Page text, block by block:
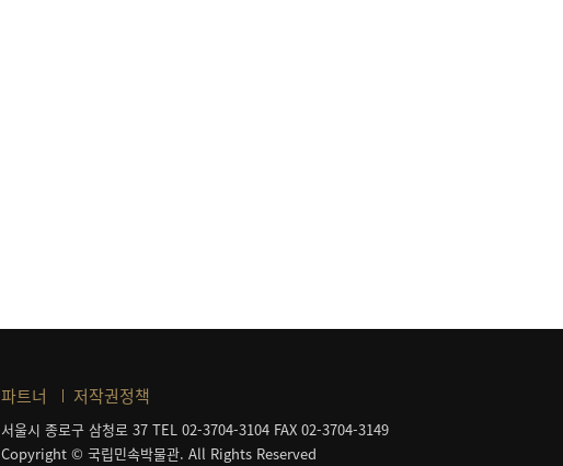
파트너 저작권정책
서울시 종로구 삼청로 37 TEL 02-3704-3104 FAX 02-3704-3149
Copyright © 국립민속박물관. All Rights Reserved